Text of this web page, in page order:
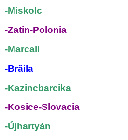
-Miskolc
-Zatin-Polonia
-Marcali
-Brăila
-Kazincbarcika
-Kosice-Slovacia
-Újhartyán